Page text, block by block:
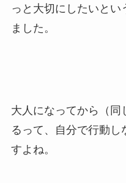
っと大切にしたいとい
ました。
大人になってから（同
るって、自分で行動
すよね。